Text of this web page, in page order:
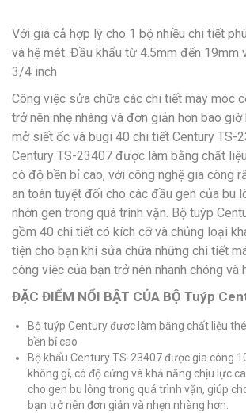
Với giá cả hợp lý cho 1 bộ nhiều chi tiết
và hệ mét. Đầu khẩu từ 4.5mm đến 19mm
3/4 inch
Công việc sửa chữa các chi tiết máy móc
trở nên nhẹ nhàng và đơn giản hơn bao
mở siết ốc và bugi 40 chi tiết Century TS-
Century TS-23407 được làm bằng chất
có độ bền bỉ cao, với công nghệ gia công
an toàn tuyệt đối cho các đầu gen của bu
nhờn gen trong quá trình vặn. Bộ tuýp
gồm 40 chi tiết có kích cỡ và chủng loại
tiện cho bạn khi sửa chữa những chi tiết
công việc của bạn trở nên nhanh chóng và
ĐẶC ĐIỂM NỔI BẬT CỦA BỘ Tuýp
Bộ tuýp Century được làm bằng chất liệu
bền bỉ cao
Bộ khẩu Century TS-23407 được gia công
không gỉ, có độ cứng và khả năng chịu lực
cho gen bu lông trong quá trình vặn, giúp
bạn trở nên đơn giản và nhẹn nhàng hơn.